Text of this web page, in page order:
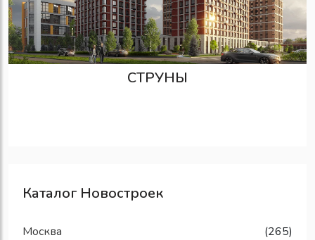
СТРУНЫ
Каталог Новостроек
Москва (265)